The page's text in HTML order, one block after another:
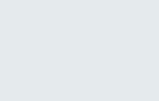
Unsere